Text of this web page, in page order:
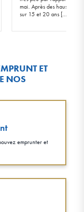
mai. Après des hausses
sur 15 et 20 ans […]
ET
NOS
emprunter et